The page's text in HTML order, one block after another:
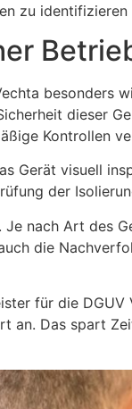
zu
besonders
dieser
Kontrollen
Gerät visuell
der
nach Art des
die
für die
an. Das spart